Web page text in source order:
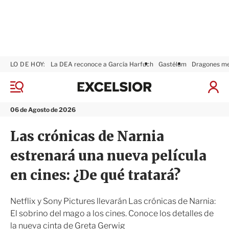
M
n
06 de Agosto de 2026
LO DE HOY: La DEA reconoce a García Harfuch Gastélum Dragones
I
ó
x
s
i
Las crónicas de Narnia
estrenará una nueva película
en cines: ¿De qué tratará?
Netflix y Sony Pictures llevarán Las crónicas de Narnia:
El sobrino del mago a los cines. Conoce los detalles de
la nueva cinta de Greta Gerwig